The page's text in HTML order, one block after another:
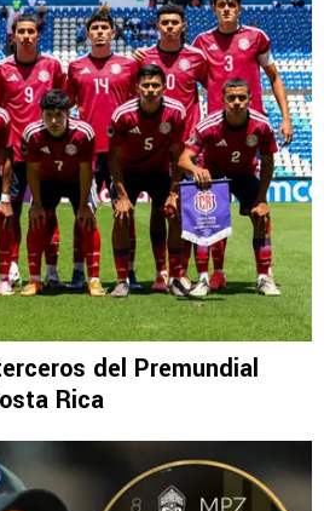
del Premundial
Rica